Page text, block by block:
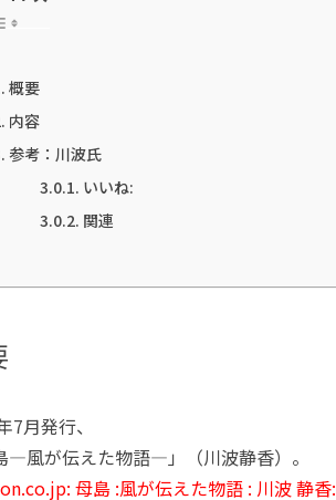
概要
内容
参考：川波氏
いいね:
関連
7月発行、
―風が伝えた物語―」（川波静香）。
母島 :風が伝えた物語 : 川波 静香: